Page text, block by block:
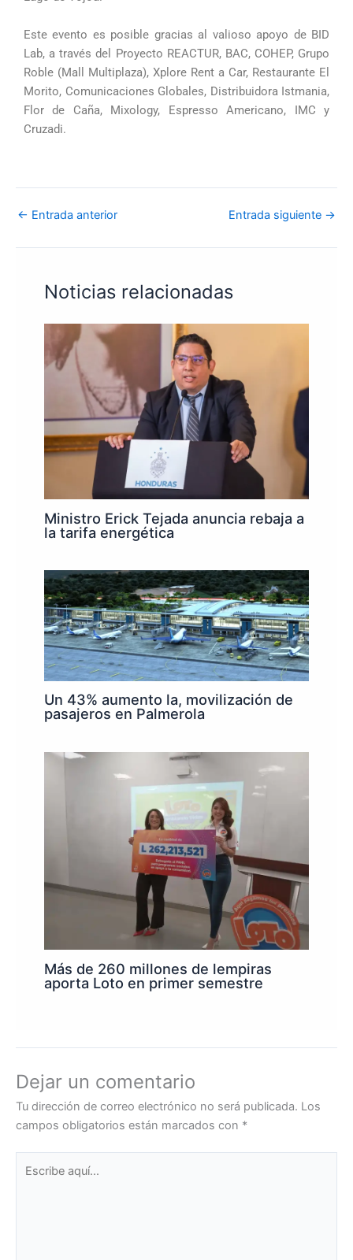
Este evento es posible gracias al valioso apoyo de BID
Lab, a través del Proyecto REACTUR, BAC, COHEP, Grupo
Roble (Mall Multiplaza), Xplore Rent a Car, Restaurante El
Morito, Comunicaciones Globales, Distribuidora Istmania,
Flor de Caña, Mixology, Espresso Americano, IMC y
Cruzadi.
← Entrada anterior Entrada siguiente →
Noticias relacionadas
Ministro Erick Tejada anuncia rebaja a
la tarifa energética
Un 43% aumento la, movilización de
pasajeros en Palmerola
Más de 260 millones de lempiras
aporta Loto en primer semestre
Dejar un comentario
Tu dirección de correo electrónico no será publicada. Los
campos obligatorios están marcados con *
aquí...